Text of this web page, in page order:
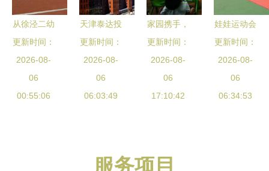
从徐泾二幼
到泰达二幼
跨越区域的
学前教育观
察对比
更新时间：
2026-08-
06
00:55:06
天津泰达投
资控股面向
社会公开选
聘泰达二幼
专家点评
更新时间：
2026-08-
06
06:03:49
家园携手，
共育花开
——历下二
幼与泰达二
幼开展家长
更新时间：
2026-08-
06
17:10:42
娃娃运动会
暨松岗二幼
20年园庆
泰达二幼
更新时间：
2026-08-
06
06:34:53
服务项目